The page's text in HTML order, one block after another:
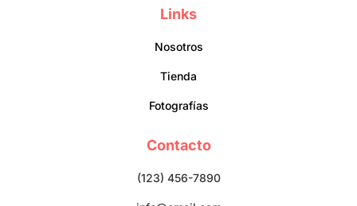
Links
Nosotros
Tienda
Fotografías
Contacto
(123) 456-7890